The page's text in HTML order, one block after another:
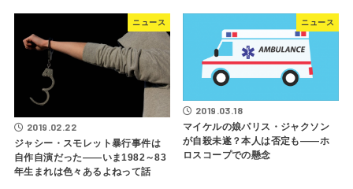
ニュース
2019.02.22
ジャシー・スモレット暴行事件は
自作自演だった――いま1982～83
年生まれは色々あるよねって話
ニュース
2019.03.18
マイケルの娘パリス・ジャクソン
が自殺未遂？本人は否定も――ホ
ロスコープでの懸念